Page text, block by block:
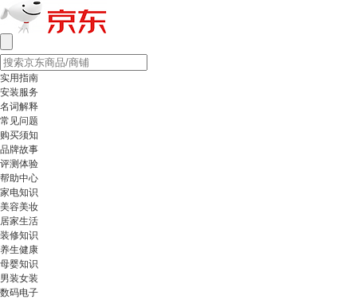
实用指南
安装服务
名词解释
常见问题
购买须知
品牌故事
评测体验
帮助中心
家电知识
美容美妆
居家生活
装修知识
养生健康
母婴知识
男装女装
数码电子